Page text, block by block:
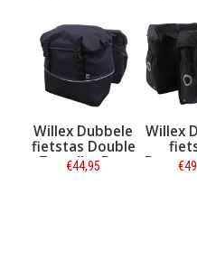
Dubbele
Double
Bag
Willex Dubbele
fietstas
Bagagetas 300